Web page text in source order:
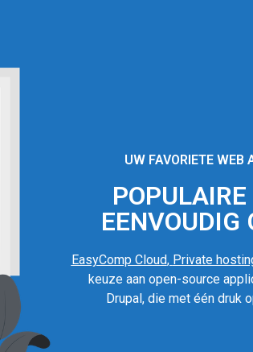
UW FAVORIETE WEB
EENVOUDIG
EasyComp Cloud, Private
keuze aan open-source
Drupal, die met één druk